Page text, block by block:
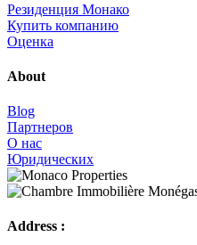
Резиденция Монако
Купить компанию
Оценка
About
Blog
Партнеров
О нас
Юридических
Address :